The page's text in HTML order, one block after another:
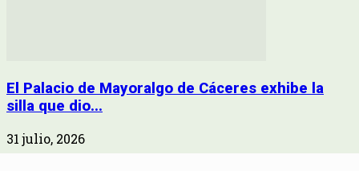
El Palacio de Mayoralgo de Cáceres exhibe la
silla que dio...
31 julio, 2026